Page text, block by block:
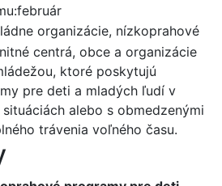
február
organizácie, nízkoprahové
centrá, obce a organizácie
ktoré poskytujú
pre deti a mladých ľudí v
alebo s obmedzenými
trávenia voľného času.